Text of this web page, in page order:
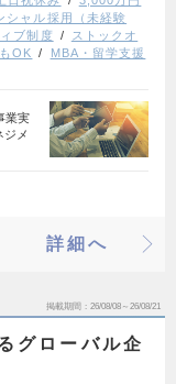
シャル採用（未経験
ブ制度
ストックオ
OK
MBA・留学支援
業実
ジメ
詳細へ
掲載期間 26/08/08～26/08/21
グローバル企